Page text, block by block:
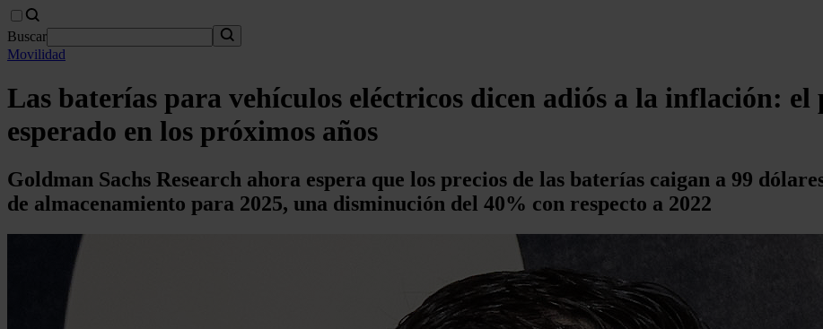
Buscar
Movilidad
Las baterías para vehículos eléctricos dicen adiós a la inflación: el
esperado en los próximos años
Goldman Sachs Research ahora espera que los precios de las baterías caigan a 99
de almacenamiento para 2025, una disminución del 40% con respecto a 2022